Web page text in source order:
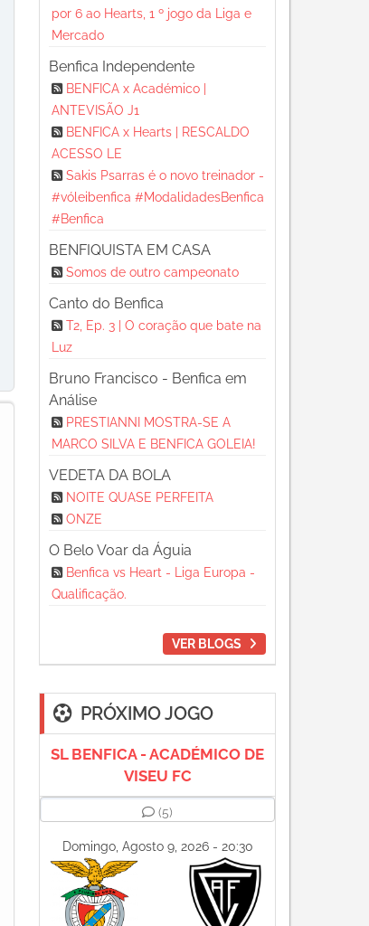
por 6 ao Hearts, 1 º jogo da Liga e
Mercado
Benfica Independente
BENFICA x Académico |
ANTEVISÃO J1
BENFICA x Hearts | RESCALDO
ACESSO LE
Sakis Psarras é o novo treinador -
#vóleibenfica #ModalidadesBenfica
#Benfica
BENFIQUISTA EM CASA
Somos de outro campeonato
Canto do Benfica
T2, Ep. 3 | O coração que bate na
Luz
Bruno Francisco - Benfica em
Análise
PRESTIANNI MOSTRA-SE A
MARCO SILVA E BENFICA GOLEIA!
VEDETA DA BOLA
NOITE QUASE PERFEITA
ONZE
O Belo Voar da Águia
Benfica vs Heart - Liga Europa -
Qualificação.
VER BLOGS
PRÓXIMO JOGO
SL BENFICA - ACADÉMICO DE
VISEU FC
(5)
Domingo, Agosto 9, 2026 - 20:30